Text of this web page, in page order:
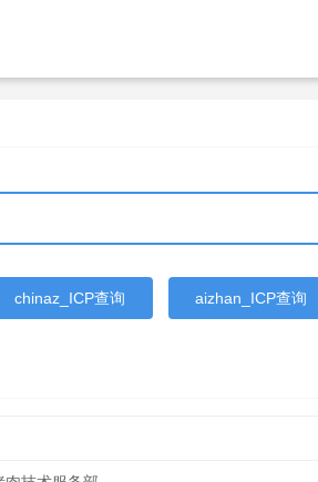
chinaz_ICP查询 aizhan_ICP查询